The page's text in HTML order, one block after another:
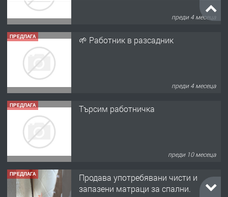
ПРЕДЛАГА
ПРЕДЛАГА
ПРЕДЛАГА
запазени матраци за спални.
преди 1 година